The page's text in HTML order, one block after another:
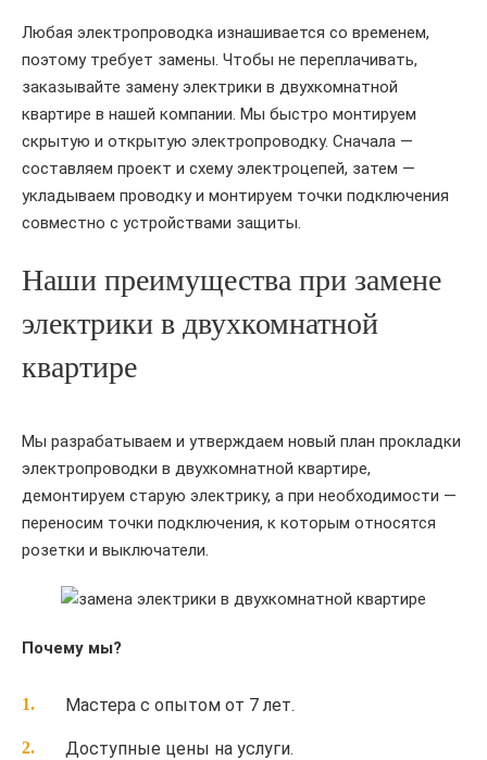
Любая электропроводка изнашивается со временем,
поэтому требует замены. Чтобы не переплачивать,
заказывайте замену электрики в двухкомнатной
квартире в нашей компании. Мы быстро монтируем
скрытую и открытую электропроводку. Сначала —
составляем проект и схему электроцепей, затем —
укладываем проводку и монтируем точки подключения
совместно с устройствами защиты.
Наши преимущества при замене
электрики в двухкомнатной
квартире
Мы разрабатываем и утверждаем новый план прокладки
электропроводки в двухкомнатной квартире,
демонтируем старую электрику, а при необходимости —
переносим точки подключения, к которым относятся
розетки и выключатели.
Почему мы?
Мастера с опытом от 7 лет.
Доступные цены на услуги.